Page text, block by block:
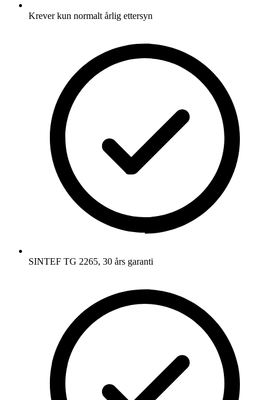
Krever kun normalt årlig ettersyn
SINTEF TG 2265, 30 års garanti